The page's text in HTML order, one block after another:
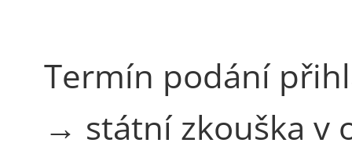
Termín podání
→ státní zkouška v